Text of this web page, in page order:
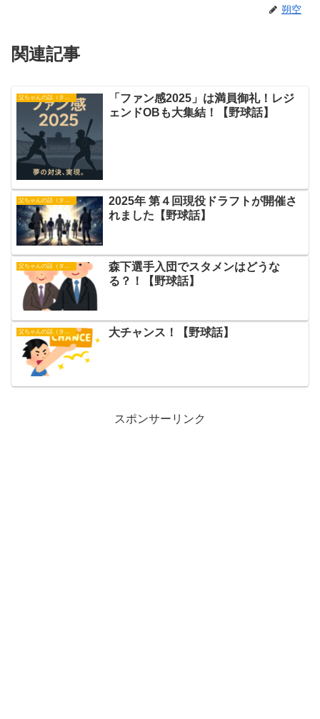
朔空
関連記事
父ちゃんの話（タイガース）
「ファン感2025」は満員御礼！レジ
ェンドOBも大集結！【野球話】
父ちゃんの話（タイガース）
2025年 第４回現役ドラフトが開催さ
れました【野球話】
父ちゃんの話（タイガース）
森下選手入団でスタメンはどうな
る？！【野球話】
父ちゃんの話（タイガース） 大チャンス！【野球話】
スポンサーリンク